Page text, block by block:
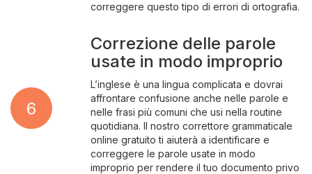
correggere questo tipo di errori di ortografia.
6
Correzione delle parole
usate in modo improprio
L’inglese è una lingua complicata e dovrai
affrontare confusione anche nelle parole e
nelle frasi più comuni che usi nella routine
quotidiana. Il nostro correttore grammaticale
online gratuito ti aiuterà a identificare e
correggere le parole usate in modo
improprio per rendere il tuo documento privo